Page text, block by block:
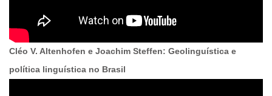
Cléo V. Altenhofen e Joachim Steffen: Geolinguística e
política linguística no Brasil